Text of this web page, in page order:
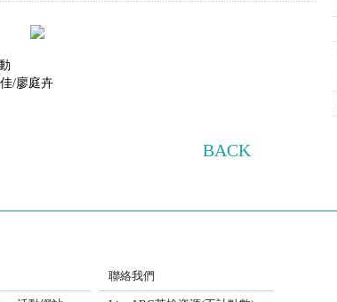
/廖庭卉
BACK
聯絡我們
LiveABC E-Learning System